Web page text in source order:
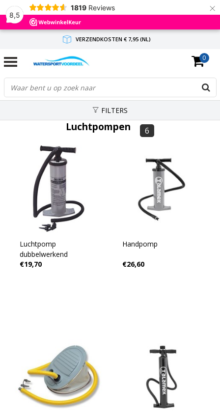
8,5
1819 Reviews ×
VERZENDKOSTEN € 7,95 (NL)
GRATIS VERZENDING(NL) VANAF € 65,-
BINNEN 1-3 WERKDAGEN ANTWOORD
0
FILTERS
Luchtpompen 6
Luchtpomp
dubbelwerkend
€19,70
Handpomp
€26,60